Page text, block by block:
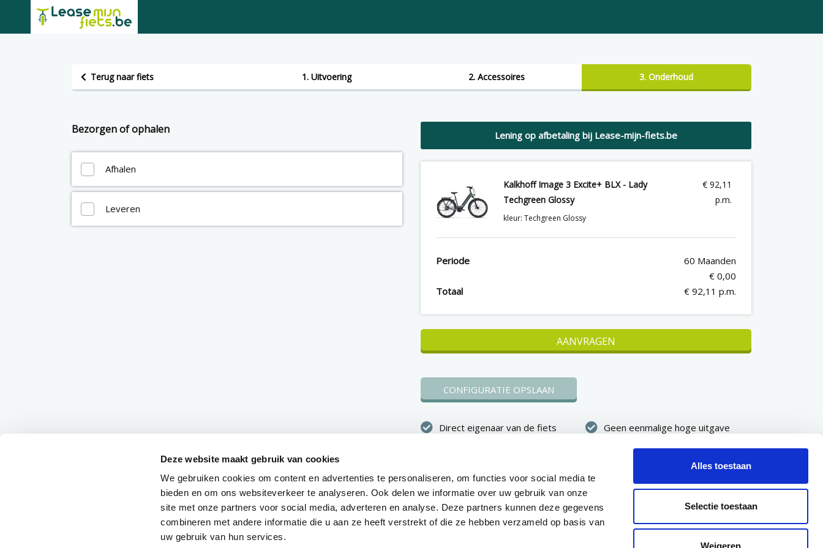
Deze website maakt gebruik van cookies
We gebruiken cookies om content en advertenties te personaliseren, om functies voor social media te
bieden en om ons websiteverkeer te analyseren. Ook delen we informatie over uw gebruik van onze
site met onze partners voor social media, adverteren en analyse. Deze partners kunnen deze gegevens
combineren met andere informatie die u aan ze heeft verstrekt of die ze hebben verzameld op basis van
uw gebruik van hun services.
Alles toestaan
Selectie toestaan
Weigeren
Terug naar fiets 1. Uitvoering 2. Accessoires 3. Onderhoud
Bezorgen of ophalen
Afhalen
Leveren
Lening op afbetaling bij Lease-mijn-fiets.be
Kalkhoff Image 3 Excite+ BLX - Lady
Techgreen Glossy
kleur: Techgreen Glossy
€ 92,11
p.m.
Periode
60 Maanden
€ 0,00
Totaal
€ 92,11 p.m.
AANVRAGEN
CONFIGURATIE OPSLAAN
Direct eigenaar van de fiets
Geen eenmalige hoge uitgave
Vast maandbedrag, vooraf
Voorraadfietsen worden binnen 7
tot 10 werkdagen na goedkeuring
geleverd
Eerste betaling pas na 30 dagen